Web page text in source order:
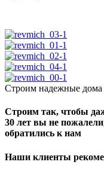
Строим надежные
Строим так, чтобы
30 лет вы не
обратились к нам
Наши клиенты